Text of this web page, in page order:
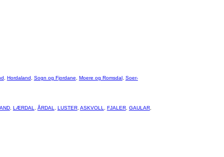
Hordaland Sogn og Fjordane Moere og Romsdal, Soer-
, LÆRDAL ÅRDAL LUSTER, ASKVOLL FJALER, GAULAR,